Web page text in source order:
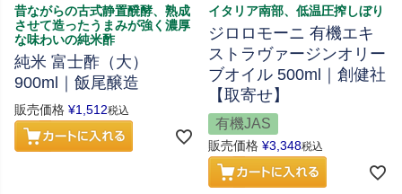
昔ながらの古式静置醗酵、熟成
させて造ったうまみが強く濃厚
な味わいの純米酢
純米 富士酢（大）
900ml｜飯尾醸造
販売価格 ¥1,512税込
イタリア南部、低温圧搾しぼり
ジロロモーニ 有機エキ
ストラヴァージンオリー
ブオイル 500ml｜創健社
【取寄せ】
有機JAS
販売価格 ¥3,348税込